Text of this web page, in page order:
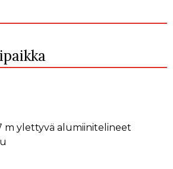
m ylettyvä alumiinitelineet